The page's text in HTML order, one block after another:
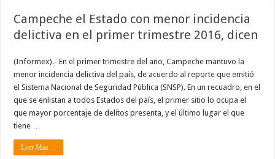
Campeche el Estado con menor incidencia
delictiva en el primer trimestre 2016, dicen
(Informex).- En el primer trimestre del año, Campeche mantuvo la
menor incidencia delictiva del país, de acuerdo al reporte que emitió
el Sistema Nacional de Seguridad Pública (SNSP). En un recuadro, en el
que se enlistan a todos Estados del país, el primer sitio lo ocupa el
que mayor porcentaje de delitos presenta, y el último lugar el que
tiene …
Leer Mas ...